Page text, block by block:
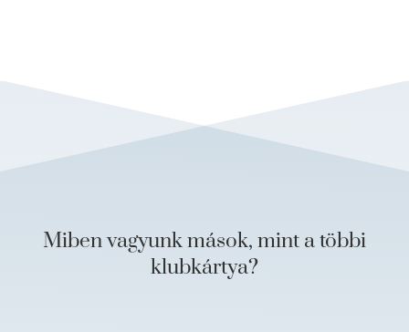
Miben vagyunk mások, mint a többi
klubkártya?